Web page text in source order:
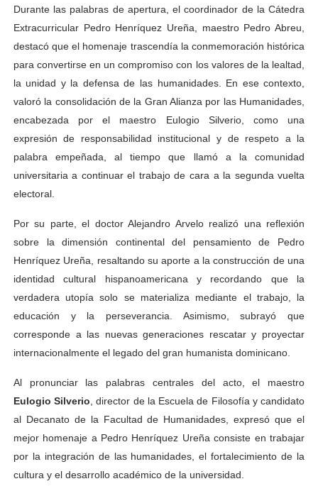
Durante las palabras de apertura, el coordinador de la Cátedra
Extracurricular Pedro Henríquez Ureña, maestro Pedro Abreu,
destacó que el homenaje trascendía la conmemoración histórica
para convertirse en un compromiso con los valores de la lealtad,
la unidad y la defensa de las humanidades. En ese contexto,
valoró la consolidación de la Gran Alianza por las Humanidades,
encabezada por el maestro Eulogio Silverio, como una
expresión de responsabilidad institucional y de respeto a la
palabra empeñada, al tiempo que llamó a la comunidad
universitaria a continuar el trabajo de cara a la segunda vuelta
electoral.
Por su parte, el doctor Alejandro Arvelo realizó una reflexión
sobre la dimensión continental del pensamiento de Pedro
Henríquez Ureña, resaltando su aporte a la construcción de una
identidad cultural hispanoamericana y recordando que la
verdadera utopía solo se materializa mediante el trabajo, la
educación y la perseverancia. Asimismo, subrayó que
corresponde a las nuevas generaciones rescatar y proyectar
internacionalmente el legado del gran humanista dominicano.
Al pronunciar las palabras centrales del acto, el maestro
Eulogio Silverio , director de la Escuela de Filosofía y candidato
al Decanato de la Facultad de Humanidades, expresó que el
mejor homenaje a Pedro Henríquez Ureña consiste en trabajar
por la integración de las humanidades, el fortalecimiento de la
cultura y el desarrollo académico de la universidad.